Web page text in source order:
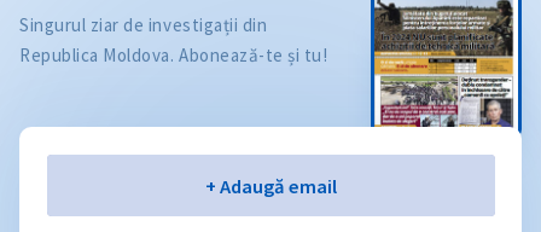
Singurul ziar de investigații din
Republica Moldova. Abonează-te și tu!
+ Adaugă email